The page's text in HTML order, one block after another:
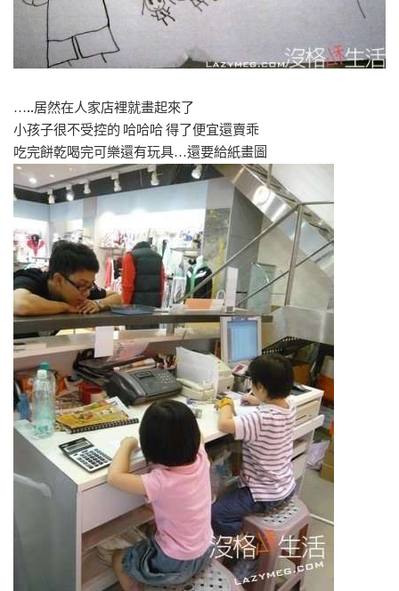
…..居然在人家店裡就畫起來了
小孩子很不受控的 哈哈哈 得了便宜還賣乖
吃完餅乾喝完可樂還有玩具…還要給紙畫圖